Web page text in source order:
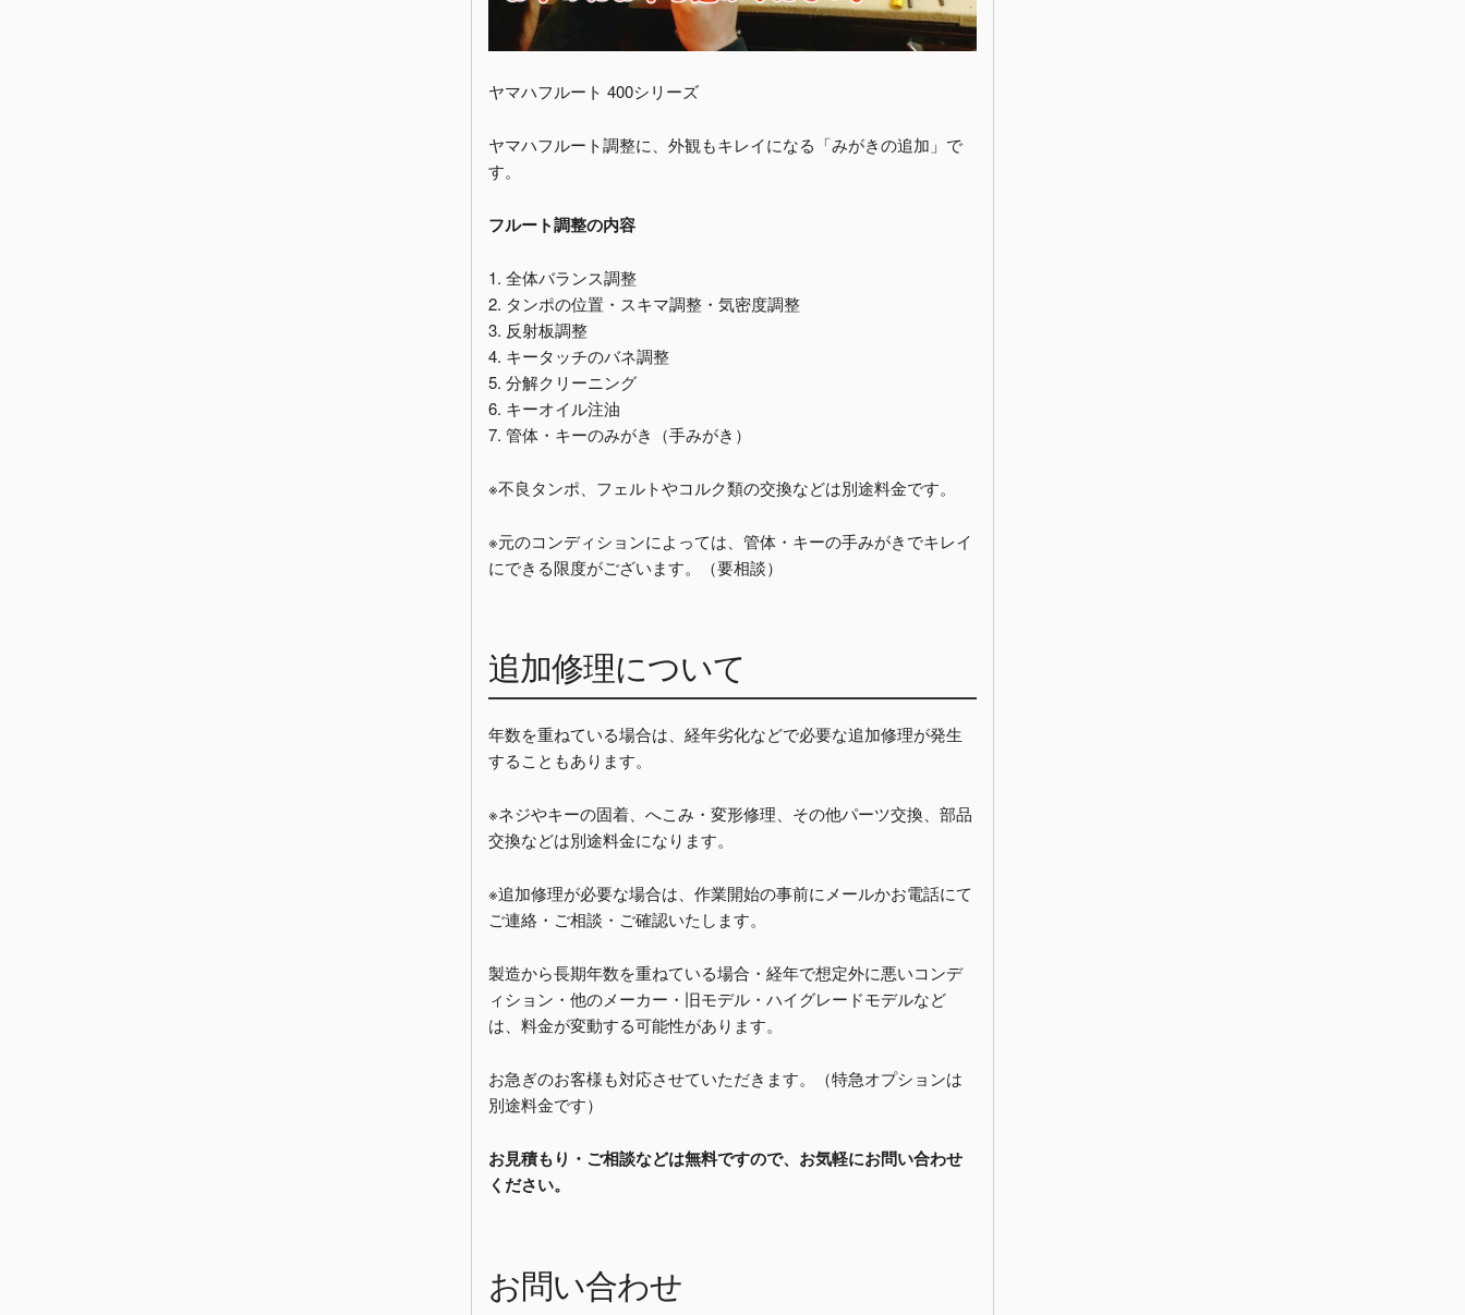
ヤマハフルート 400シリーズ
ヤマハフルート調整に、外観もキレイになる「みがきの追加」で
す。
フルート調整の内容
1. 全体バランス調整
2. タンポの位置・スキマ調整・気密度調整
3. 反射板調整
4. キータッチのバネ調整
5. 分解クリーニング
6. キーオイル注油
7. 管体・キーのみがき（手みがき）
※不良タンポ、フェルトやコルク類の交換などは別途料金です。
※元のコンディションによっては、管体・キーの手みがきでキレイ
にできる限度がございます。（要相談）
追加修理について
年数を重ねている場合は、経年劣化などで必要な追加修理が発生
することもあります。
※ネジやキーの固着、へこみ・変形修理、その他パーツ交換、部品
交換などは別途料金になります。
※追加修理が必要な場合は、作業開始の事前にメールかお電話にて
ご連絡・ご相談・ご確認いたします。
製造から長期年数を重ねている場合・経年で想定外に悪いコンデ
ィション・他のメーカー・旧モデル・ハイグレードモデルなど
は、料金が変動する可能性があります。
お急ぎのお客様も対応させていただきます。（特急オプションは
別途料金です）
お見積もり・ご相談などは無料ですので、お気軽にお問い合わせ
ください。
お問い合わせ